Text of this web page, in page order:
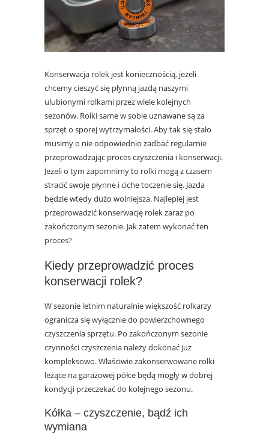
Konserwacja rolek jest koniecznością, jeżeli
chcemy cieszyć się płynną jazdą naszymi
ulubionymi rolkami przez wiele kolejnych
sezonów. Rolki same w sobie uznawane są za
sprzęt o sporej wytrzymałości. Aby tak się stało
musimy o nie odpowiednio zadbać regularnie
przeprowadzając proces czyszczenia i konserwacji.
Jeżeli o tym zapomnimy to rolki mogą z czasem
stracić swoje płynne i ciche toczenie się. Jazda
będzie wtedy dużo wolniejsza. Najlepiej jest
przeprowadzić konserwację rolek zaraz po
zakończonym sezonie. Jak zatem wykonać ten
proces?
Kiedy przeprowadzić proces
konserwacji rolek?
W sezonie letnim naturalnie większość rolkarzy
ogranicza się wyłącznie do powierzchownego
czyszczenia sprzętu. Po zakończonym sezonie
czynności czyszczenia należy dokonać już
kompleksowo. Właściwie zakonserwowane rolki
leżące na garażowej półce będą mogły w dobrej
kondycji przeczekać do kolejnego sezonu.
Kółka – czyszczenie, bądź ich
wymiana